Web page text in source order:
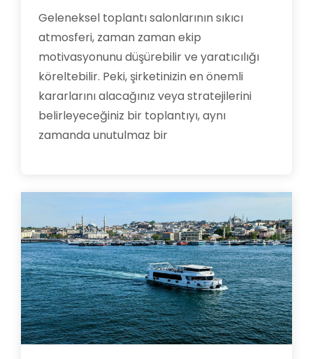
Geleneksel toplantı salonlarının sıkıcı
atmosferi, zaman zaman ekip
motivasyonunu düşürebilir ve yaratıcılığı
köreltebilir. Peki, şirketinizin en önemli
kararlarını alacağınız veya stratejilerini
belirleyeceğiniz bir toplantıyı, aynı
zamanda unutulmaz bir